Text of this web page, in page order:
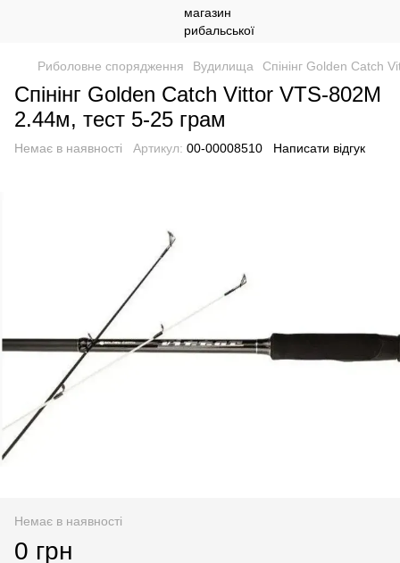
Риболовне спорядження Вудилища Спінінг Golden Catch
Спінінг Golden Catch Vittor VTS-802M
2.44м, тест 5-25 грам
Немає в наявності Артикул: 00-00008510 Написати відгук
Немає в наявності
0 грн